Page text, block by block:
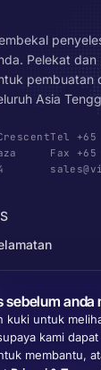
Pelekat
pembuatan
Asia
Tel +65
Fax +65
sebelum anda
kuki untuk
kami
membantu,